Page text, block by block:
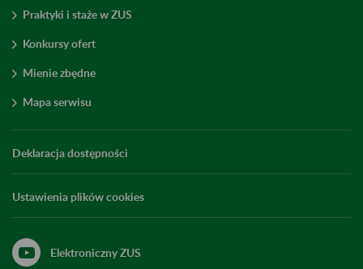
Praktyki i staże w ZUS
Konkursy ofert
Mienie zbędne
Mapa serwisu
Deklaracja dostępności
Ustawienia plików cookies
Elektroniczny ZUS